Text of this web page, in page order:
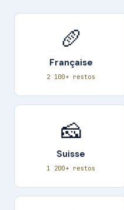
🥖
Française
2 100+ restos
🧀
Suisse
1 200+ restos